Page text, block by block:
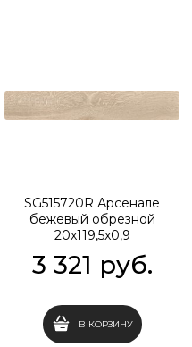
SG515720R Арсенале
бежевый обрезной
20x119,5x0,9
3 321 руб.
В КОРЗИНУ